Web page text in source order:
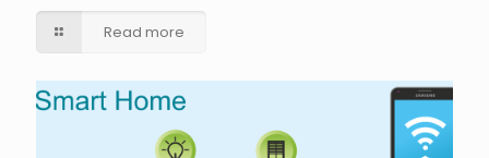
Read more